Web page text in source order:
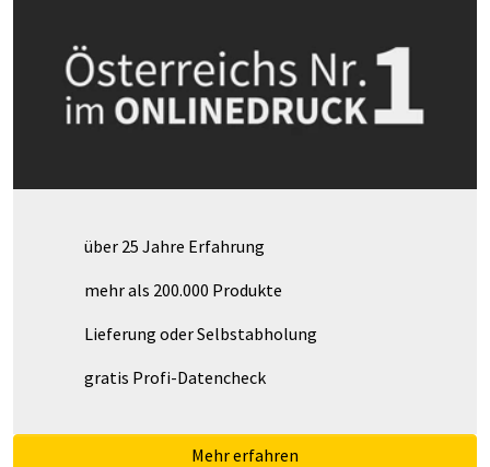
über 25 Jahre Erfahrung
mehr als 200.000 Produkte
Lieferung oder Selbstabholung
gratis Profi-Datencheck
Mehr erfahren